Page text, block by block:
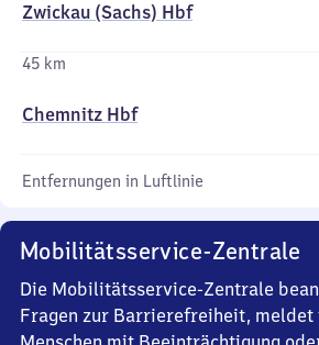
Zwickau (Sachs) Hbf
45 km
Chemnitz Hbf
Entfernungen in Luftlinie
Mobilitätsservice-Zentrale
Die Mobilitätsservice-Zentrale
Fragen zur Barrierefreiheit, meldet